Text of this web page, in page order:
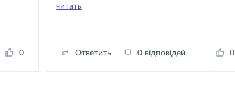
та
0
використанні. Виглядає дуже стильно. Це
фена стан волосся не погіршиться, а навпаки
читать
Ответить 0 відповідей 0